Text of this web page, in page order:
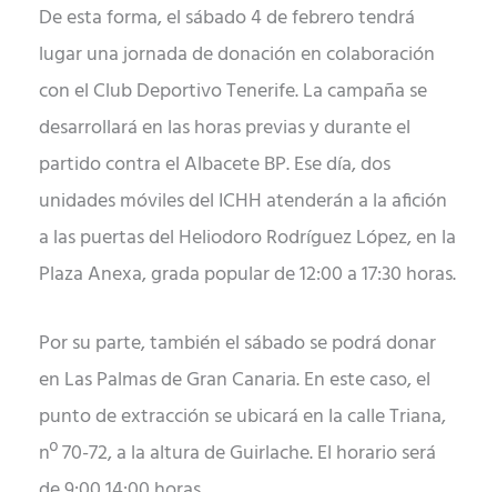
De esta forma, el sábado 4 de febrero tendrá
lugaruna jornada de donaciónen colaboración
con el Club Deportivo Tenerife. La campaña se
desarrollará en las horas previas y durante el
partido contra el Albacete BP. Ese día, dos
unidades móviles del ICHH atenderán a la afición
a las puertas del Heliodoro Rodríguez López, en la
Plaza Anexa, grada popular de 12:00 a 17:30 horas.
Por su parte, también el sábado se podrá donar
en Las Palmas de Gran Canaria. En este caso, el
punto de extracción se ubicaráen la calle Triana,
nº 70-72, a la altura de Guirlache. El horario será